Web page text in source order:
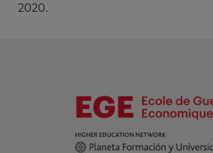
2020.